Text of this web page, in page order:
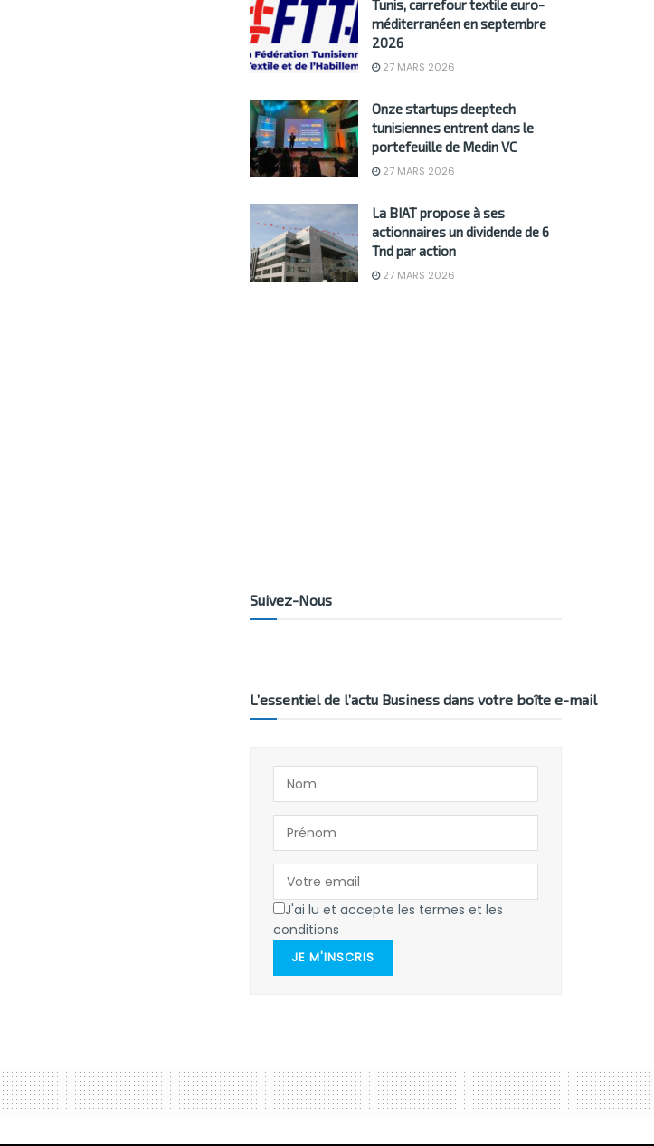
Tunis, carrefour textile euro-
méditerranéen en septembre
2026
27 MARS 2026
Onze startups deeptech
tunisiennes entrent dans le
portefeuille de Medin VC
27 MARS 2026
La BIAT propose à ses
actionnaires un dividende de 6
Tnd par action
27 MARS 2026
Suivez-Nous
L’essentiel de l’actu Business dans votre boîte e-mail
J'ai lu et accepte les termes et les
conditions
JE M'INSCRIS